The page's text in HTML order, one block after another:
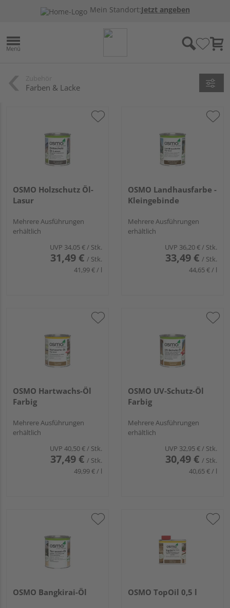
Mein Standort:Jetzt angeben
Farben & Lacke
OSMO Holzschutz Öl-
Lasur
Mehrere Ausführungen
erhältlich
UVP 34,05 €/ Stk.
31,49 € / Stk.
41,99 € / l
OSMO Landhausfarbe -
Kleingebinde
Mehrere Ausführungen
erhältlich
UVP 36,20 €/ Stk.
33,49 € / Stk.
44,65 € / l
OSMO Hartwachs-Öl
Farbig
Mehrere Ausführungen
erhältlich
UVP 40,50 €/ Stk.
37,49 € / Stk.
49,99 € / l
OSMO UV-Schutz-Öl
Farbig
Mehrere Ausführungen
erhältlich
UVP 32,95 €/ Stk.
30,49 € / Stk.
40,65 € / l
OSMO Bangkirai-Öl OSMO TopOil 0,5 l